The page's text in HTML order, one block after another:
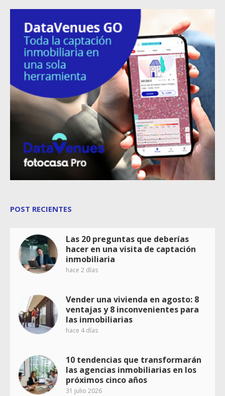
POST RECIENTES
Las 20 preguntas que deberías
hacer en una visita de captación
inmobiliaria
hace 2 días
Vender una vivienda en agosto: 8
ventajas y 8 inconvenientes para
las inmobiliarias
hace 4 días
10 tendencias que transformarán
las agencias inmobiliarias en los
próximos cinco años
31 julio 2026